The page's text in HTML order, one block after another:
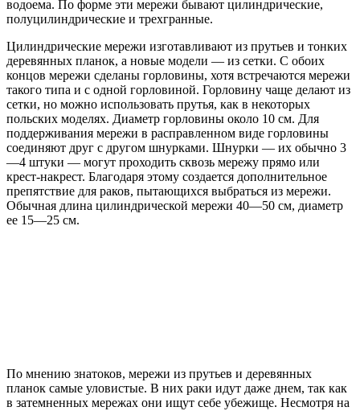
водоема. По форме эти мережи бывают цилиндрические,
полуцилиндрические и трехгранные.
Цилиндрические мережи изготавливают из прутьев и тонких
деревянных планок, а новые модели — из сетки. С обоих
концов мережи сделаны горловины, хотя встречаются мережи
такого типа и с одной горловиной. Горловину чаще делают из
сетки, но можно использовать прутья, как в некоторых
польских моделях. Диаметр горловины около 10 см. Для
поддерживания мережи в расправленном виде горловины
соединяют друг с другом шнурками. Шнурки — их обычно 3
—4 штуки — могут проходить сквозь мережу прямо или
крест-накрест. Благодаря этому создается дополнительное
препятствие для раков, пытающихся выбраться из мережи.
Обычная длина цилиндрической мережи 40—50 см, диаметр
ее 15—25 см.
По мнению знатоков, мережи из прутьев и деревянных
планок самые уловистые. В них раки идут даже днем, так как
в затемненных мережах они ищут себе убежище. Несмотря на